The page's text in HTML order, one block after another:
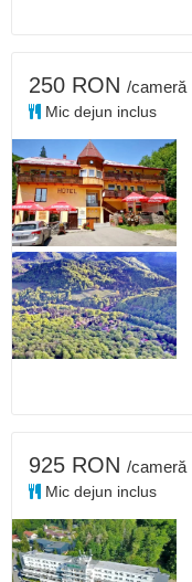
250 RON /cameră
Mic dejun inclus
925 RON /cameră
Mic dejun inclus